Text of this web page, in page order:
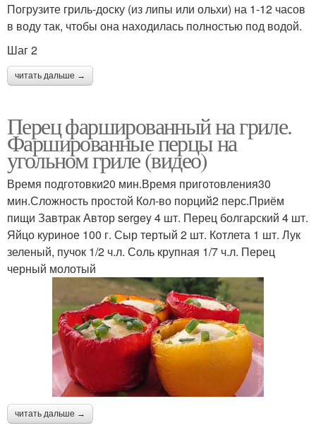
Погрузите гриль-доску (из липы или ольхи) на 1-12 часов
в воду так, чтобы она находилась полностью под водой.
Шаг 2
читать дальше →
Перец фаршированный на гриле.
Фаршированные перцы на
угольном гриле (видео)
Время подготовки20 мин.Время приготовления30
мин.Сложность простой Кол-во порций2 перс.Приём
пищи Завтрак Автор sergey 4 шт. Перец болгарский 4 шт.
Яйцо куриное 100 г. Сыр тертый 2 шт. Котлета 1 шт. Лук
зеленый, пучок 1/2 ч.л. Соль крупная 1/7 ч.л. Перец
черный молотый
читать дальше →